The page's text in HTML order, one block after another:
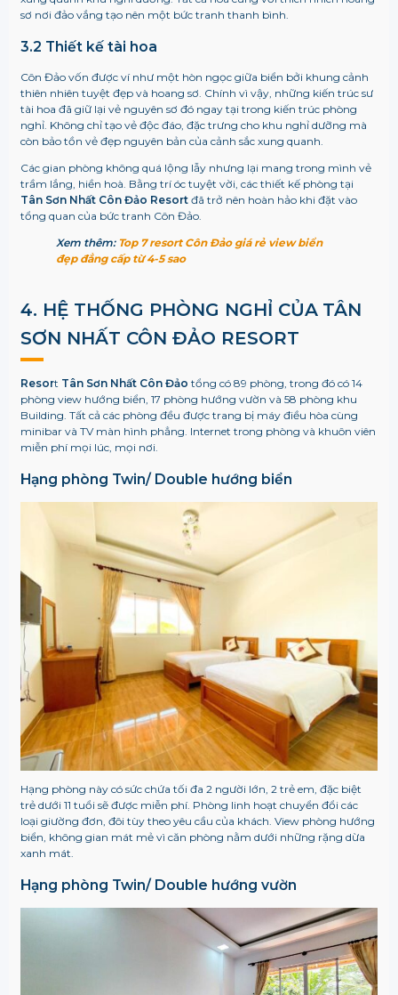
sơ nơi đảo vắng tạo nên một bức tranh thanh bình.
3.2 Thiết kế tài hoa
Côn Đảo vốn được ví như một hòn ngọc giữa biển bởi khung cảnh
thiên nhiên tuyệt đẹp và hoang sơ. Chính vì vậy, những kiến trúc sư
tài hoa đã giữ lại vẻ nguyên sơ đó ngay tại trong kiến trúc phòng
nghỉ. Không chỉ tạo vẻ độc đáo, đặc trưng cho khu nghỉ dưỡng mà
còn bảo tồn vẻ đẹp nguyên bản của cảnh sắc xung quanh.
Các gian phòng không quá lộng lẫy nhưng lại mang trong mình vẻ
trầm lắng, hiền hoà. Bằng trí óc tuyệt vời, các thiết kế phòng tại
Tân Sơn Nhất Côn Đảo Resort đã trở nên hoàn hảo khi đặt vào
tổng quan của bức tranh Côn Đảo.
Xem thêm: Top 7 resort Côn Đảo giá rẻ view biển
đẹp đẳng cấp từ 4-5 sao
4. HỆ THỐNG PHÒNG NGHỈ CỦA TÂN
SƠN NHẤT CÔN ĐẢO RESORT
Resort Tân Sơn Nhất Côn Đảo tổng có 89 phòng, trong đó có 14
phòng view hướng biển, 17 phòng hướng vườn và 58 phòng khu
Building. Tất cả các phòng đều được trang bị máy điều hòa cùng
minibar và TV màn hình phẳng. Internet trong phòng và khuôn viên
miễn phí mọi lúc, mọi nơi.
Hạng phòng Twin/ Double hướng biển
Hạng phòng này có sức chứa tối đa 2 người lớn, 2 trẻ em, đặc biệt
trẻ dưới 11 tuổi sẽ được miễn phí. Phòng linh hoạt chuyển đổi các
loại giường đơn, đôi tùy theo yêu cầu của khách. View phòng hướng
biển, không gian mát mẻ vì căn phòng nằm dưới những rặng dừa
xanh mát.
Hạng phòng Twin/ Double hướng vườn